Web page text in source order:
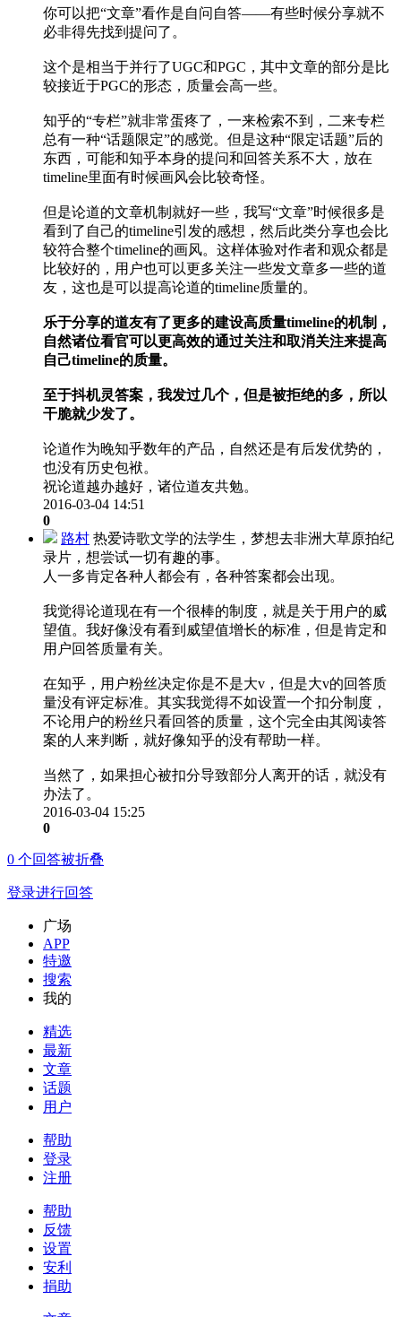
你可以把“文章”看作是自问自答——有些时候分享就不
必非得先找到提问了。
这个是相当于并行了UGC和PGC，其中文章的部分是比
较接近于PGC的形态，质量会高一些。
知乎的“专栏”就非常蛋疼了，一来检索不到，二来专栏
总有一种“话题限定”的感觉。但是这种“限定话题”后的
东西，可能和知乎本身的提问和回答关系不大，放在
timeline里面有时候画风会比较奇怪。
但是论道的文章机制就好一些，我写“文章”时候很多是
看到了自己的timeline引发的感想，然后此类分享也会比
较符合整个timeline的画风。这样体验对作者和观众都是
比较好的，用户也可以更多关注一些发文章多一些的道
友，这也是可以提高论道的timeline质量的。
乐于分享的道友有了更多的建设高质量timeline的机制，
自然诸位看官可以更高效的通过关注和取消关注来提高
自己timeline的质量。
至于抖机灵答案，我发过几个，但是被拒绝的多，所以
干脆就少发了。
论道作为晚知乎数年的产品，自然还是有后发优势的，
也没有历史包袱。
祝论道越办越好，诸位道友共勉。
2016-03-04 14:51
0
路村 热爱诗歌文学的法学生，梦想去非洲大草原拍纪
录片，想尝试一切有趣的事。
人一多肯定各种人都会有，各种答案都会出现。
我觉得论道现在有一个很棒的制度，就是关于用户的威
望值。我好像没有看到威望值增长的标准，但是肯定和
用户回答质量有关。
在知乎，用户粉丝决定你是不是大v，但是大v的回答质
量没有评定标准。其实我觉得不如设置一个扣分制度，
不论用户的粉丝只看回答的质量，这个完全由其阅读答
案的人来判断，就好像知乎的没有帮助一样。
当然了，如果担心被扣分导致部分人离开的话，就没有
办法了。
2016-03-04 15:25
0
0 个回答被折叠
登录进行回答
广场
APP
特邀
搜索
我的
精选
最新
文章
话题
用户
帮助
登录
注册
帮助
反馈
设置
安利
捐助